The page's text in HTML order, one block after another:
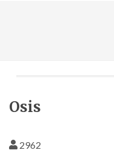
Osis
2962